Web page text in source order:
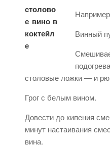
Винный
столовые ложки — и
Грог с белым вином.
Довести до кипения
минут настаивания
вина.